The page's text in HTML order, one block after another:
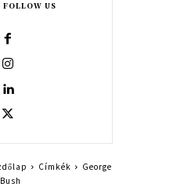
FOLLOW US
Címkék
George